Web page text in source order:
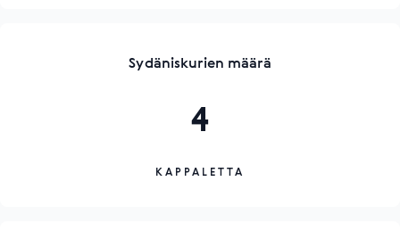
Sydäniskurien määrä
4
KAPPALETTA